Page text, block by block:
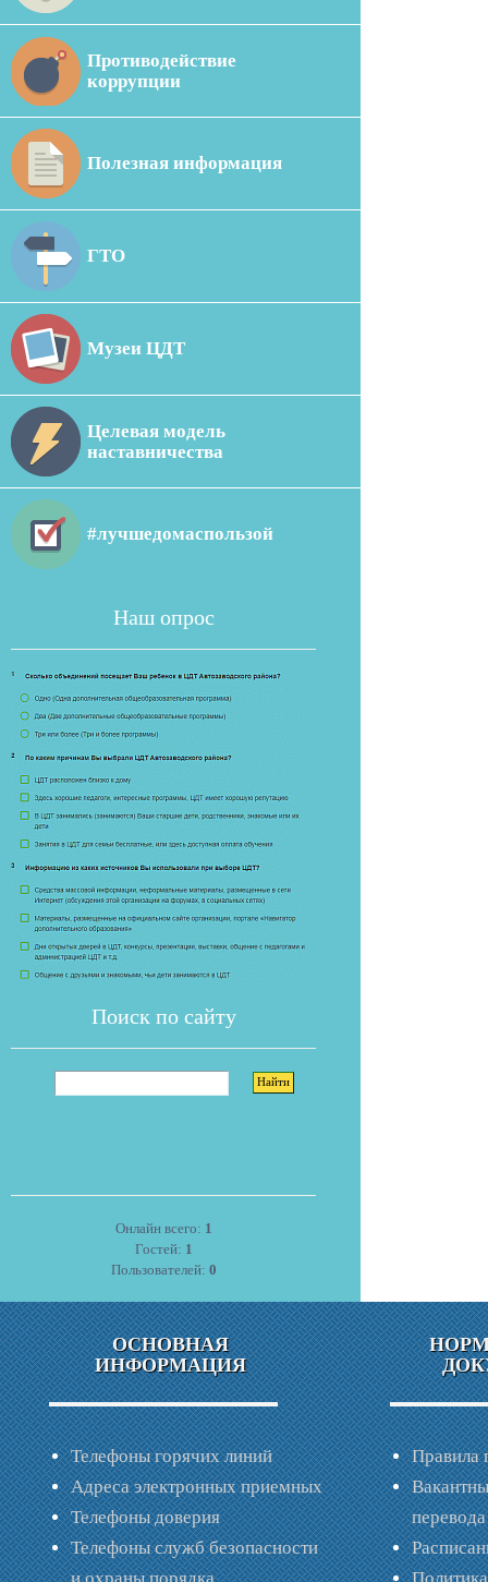
Противодействие
коррупции
Полезная информация
ГТО
Музеи ЦДТ
Целевая модель
наставничества
#лучшедомаспользой
Наш опрос
Поиск по сайту
Онлайн всего: 1
Гостей: 1
Пользователей: 0
ОСНОВНАЯ
ИНФОРМАЦИЯ
Телефоны горячих линий
Адреса электронных приемных
Телефоны доверия
Телефоны служб безопасности
Правила
перевода